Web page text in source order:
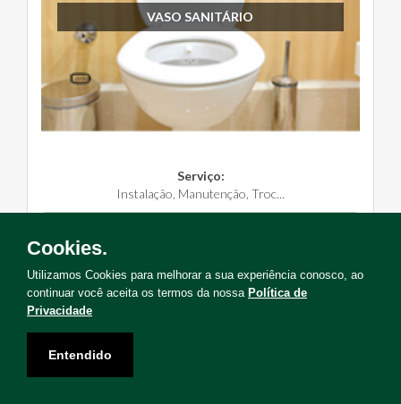
VASO SANITÁRIO
Serviço:
Instalação, Manutenção, Troc...
Solicite uma visita para levantamento de serviços!
Cookies.
Utilizamos Cookies para melhorar a sua experiência conosco, ao
continuar você aceita os termos da nossa Política de
Privacidade
Entendido